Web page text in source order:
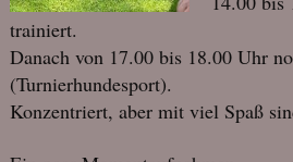
trainiert.
Danach von 17.00 bis 18.00 Uhr
(Turnierhundesport).
Konzentriert, aber mit viel Spaß